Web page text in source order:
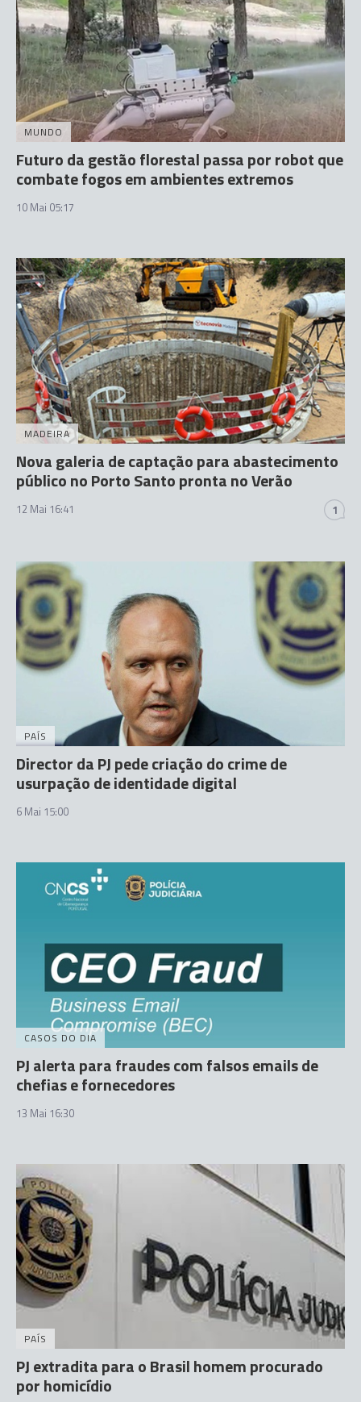
MUNDO
Futuro da gestão florestal passa por robot que
combate fogos em ambientes extremos
10 Mai 05:17
MADEIRA
Nova galeria de captação para abastecimento
público no Porto Santo pronta no Verão
12 Mai 16:41 1
PAÍS
Director da PJ pede criação do crime de
usurpação de identidade digital
6 Mai 15:00
CASOS DO DIA
PJ alerta para fraudes com falsos emails de
chefias e fornecedores
13 Mai 16:30
PAÍS
PJ extradita para o Brasil homem procurado
por homicídio